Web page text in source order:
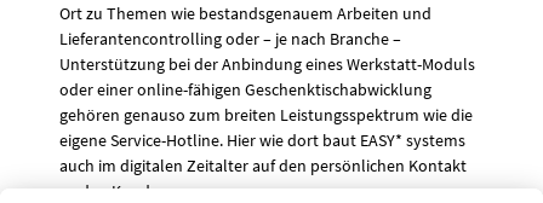
Ort zu Themen wie bestandsgenauem Arbeiten und
Lieferantencontrolling oder – je nach Branche –
Unterstützung bei der Anbindung eines Werkstatt-Moduls
oder einer online-fähigen Geschenktischabwicklung
gehören genauso zum breiten Leistungsspektrum wie die
eigene Service-Hotline. Hier wie dort baut EASY* systems
auch im digitalen Zeitalter auf den persönlichen Kontakt
zu den Kunden.